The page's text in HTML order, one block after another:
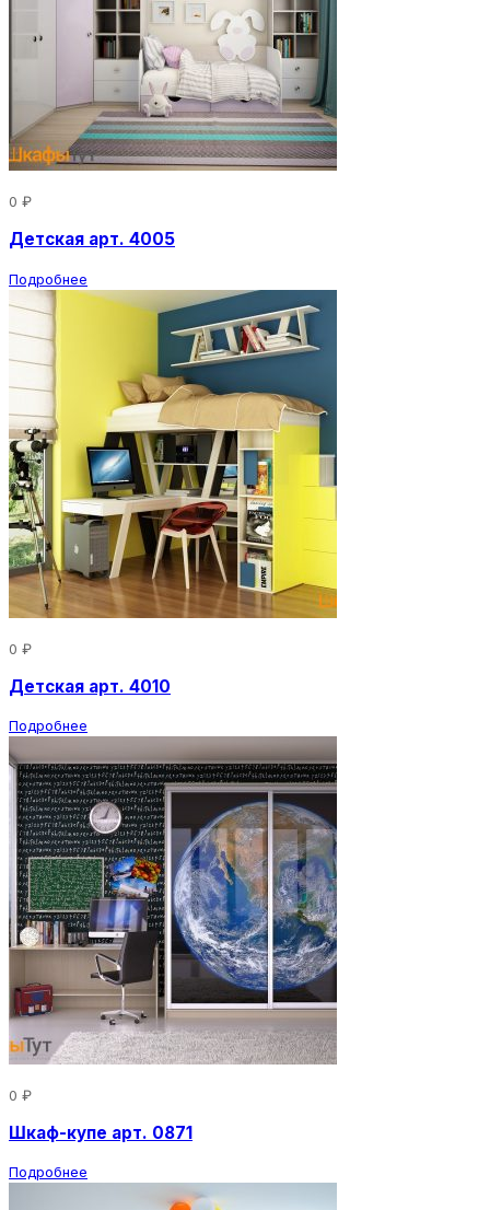
0 ₽
Детская арт. 4005
Подробнее
0 ₽
Детская арт. 4010
Подробнее
0 ₽
Шкаф-купе арт. 0871
Подробнее